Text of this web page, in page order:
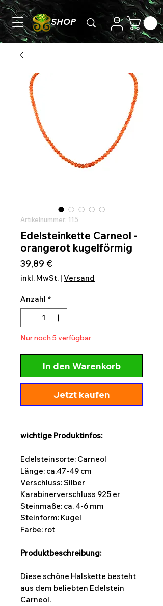
SHOP
Artikelnummer: 115
Edelsteinkette Carneol -
orangerot kugelförmig
39,89 €Preis
inkl. MwSt. | Versand
Anzahl *
Nur noch 5 verfügbar
In den Warenkorb
Jetzt kaufen
wichtige Produktinfos:
Edelsteinsorte: Carneol
Länge: ca.47-49 cm
Verschluss: Silber
Karabinerverschluss 925 er
Steinmaße: ca. 4-6 mm
Steinform: Kugel
Farbe: rot
Produktbeschreibung:
Diese schöne Halskette besteht
aus dem beliebten Edelstein
Carneol.